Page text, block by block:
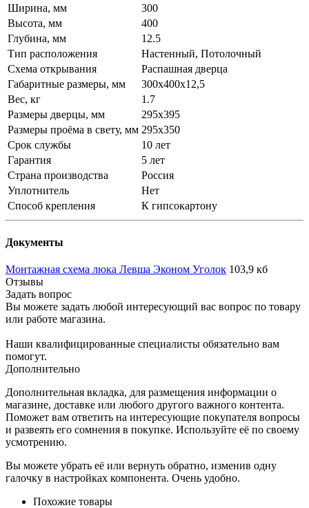
Ширина, мм
300
Высота, мм
400
Глубина, мм
12.5
Тип расположения
Настенный, Потолочный
Схема открывания
Распашная дверца
Габаритные размеры, мм
300х400х12,5
Вес, кг
1.7
Размеры дверцы, мм
295х395
Размеры проёма в свету, мм 295х350
Срок службы
10 лет
Гарантия
5 лет
Страна производства
Россия
Уплотнитель
Нет
Способ крепления
К гипсокартону
Документы
Монтажная схема люка Левша Эконом Уголок 103,9 кб
Отзывы
Задать вопрос
Вы можете задать любой интересующий вас вопрос по товару
или работе магазина.
Наши квалифицированные специалисты обязательно вам
помогут.
Дополнительно
Дополнительная вкладка, для размещения информации о
магазине, доставке или любого другого важного контента.
Поможет вам ответить на интересующие покупателя вопросы
и развеять его сомнения в покупке. Используйте её по своему
усмотрению.
Вы можете убрать её или вернуть обратно, изменив одну
галочку в настройках компонента. Очень удобно.
Похожие товары